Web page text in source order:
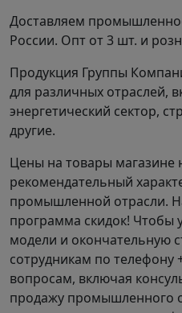
Доставляем
России. Опт от 3 шт. и
Продукция Группы
для различных отраслей,
энергетический сектор,
другие.
Цены на товары магазине
рекомендательный
промышленной отрасли.
программа скидок! Чтобы
модели и окончательную
сотрудникам по телефону
вопросам, включая
продажу промышленного